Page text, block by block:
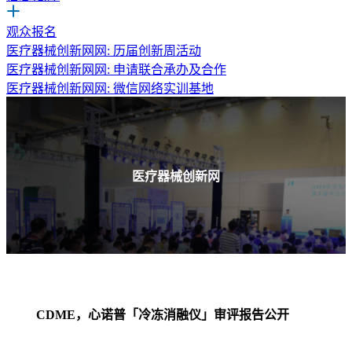
观众报名
医疗器械创新网网: 历届创新周活动
医疗器械创新网网: 申请联合承办及合作
医疗器械创新网网: 微信网络实训基地
医疗器械创新网
CDME，心诺普「冷冻消融仪」审评报告公开